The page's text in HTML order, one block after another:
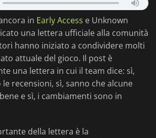
in Early Access e Unknown
una lettera ufficiale alla comunità
hanno iniziato a condividere molti
attuale del gioco. Il post è
una lettera in cui il team dice: sì,
recensioni, sì, sanno che alcune
e sì, i cambiamenti sono in
della lettera è la